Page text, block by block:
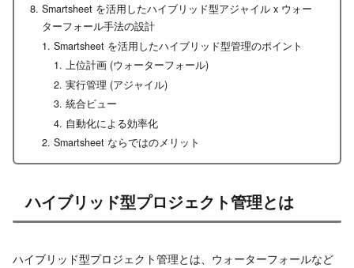
Smartsheet を活用したハイブリッド型アジャイル x ウォー
ターフォール手法の設計
Smartsheet を活用したハイブリッド型管理のポイント
上位計画 (ウォーターフォール)
実行管理 (アジャイル)
統合ビュー
自動化による効率化
Smartsheet ならではのメリット
ハイブリッド型プロジェクト管理とは
ハイブリッド型プロジェクト管理とは、ウォーターフォールなど